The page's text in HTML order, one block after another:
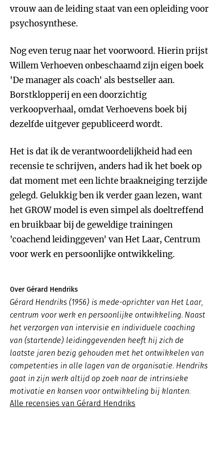
vrouw aan de leiding staat van een opleiding voor
psychosynthese.
Nog even terug naar het voorwoord. Hierin prijst
Willem Verhoeven onbeschaamd zijn eigen boek
'De manager als coach' als bestseller aan.
Borstklopperij en een doorzichtig
verkoopverhaal, omdat Verhoevens boek bij
dezelfde uitgever gepubliceerd wordt.
Het is dat ik de verantwoordelijkheid had een
recensie te schrijven, anders had ik het boek op
dat moment met een lichte braakneiging terzijde
gelegd. Gelukkig ben ik verder gaan lezen, want
het GROW model is even simpel als doeltreffend
en bruikbaar bij de geweldige trainingen
'coachend leidinggeven' van Het Laar, Centrum
voor werk en persoonlijke ontwikkeling.
Over Gérard Hendriks
Gérard Hendriks (1956) is mede-oprichter van Het Laar,
centrum voor werk en persoonlijke ontwikkeling. Naast
het verzorgen van intervisie en individuele coaching
van (startende) leidinggevenden heeft hij zich de
laatste jaren bezig gehouden met het ontwikkelen van
competenties in alle lagen van de organisatie. Hendriks
gaat in zijn werk altijd op zoek naar de intrinsieke
motivatie en kansen voor ontwikkeling bij klanten.
Alle recensies van Gérard Hendriks